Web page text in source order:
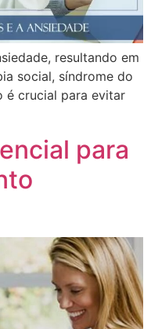
resultando em
social, síndrome do
é crucial para evitar
para